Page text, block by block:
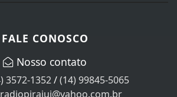
3572-1352/(14) 99845-5065
radiopirajui@yahoo.com.br